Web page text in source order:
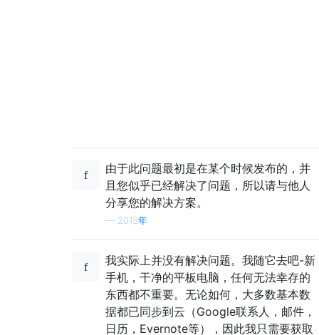
由于此问题最初是在某个时候发布的，并
且您似乎已经解决了问题，所以请与他人
分享您的解决方案。
— 2013年
我实际上并没有解决问题。我随它去吧-新
手机，干净的平板电脑，任何无法幸存的
东西都不重要。无论如何，大多数基本数
据都已同步到云（Google联系人，邮件，
日历，Evernote等），因此我只需要获取